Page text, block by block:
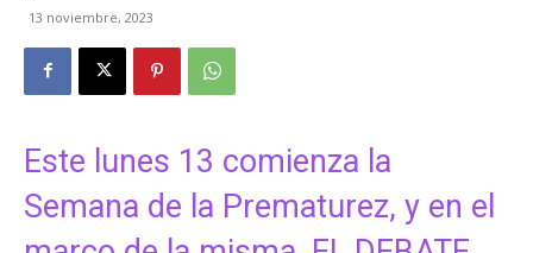
13 noviembre, 2023
Este lunes 13 comienza la
Semana de la Prematurez, y en el